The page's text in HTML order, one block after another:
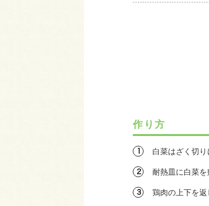
作り方
白菜はざく切
耐熱皿に白菜
鶏肉の上下を